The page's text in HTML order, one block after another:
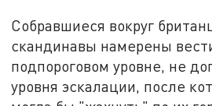
Собравшиеся вокруг
скандинавы намерены
подпороговом уровне, не
уровня эскалации, после